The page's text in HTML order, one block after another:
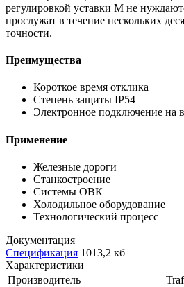
регулировкой уставки М не
прослужат в течение нескольких
точности.
Преимущества
Короткое время отклика
Степень защиты IP54
Электронное подключение на
Применение
Железные дороги
Станкостроение
Системы ОВК
Холодильное оборудование
Технологический процесс
Документация
Спецификация 1013,2 кб
Характеристики
Производитель